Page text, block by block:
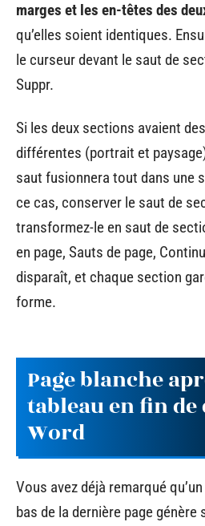
marges et les en-têtes des
qu’elles soient identiques.
le curseur devant le saut de
Suppr.
Si les deux sections avaient
différentes (portrait et
saut fusionnera tout dans une
ce cas, conserver le saut de
transformez-le en saut de
en page, Sauts de page,
disparaît, et chaque section
forme.
Page blanche
tableau en fin
Word
Vous avez déjà remarqué
bas de la dernière page